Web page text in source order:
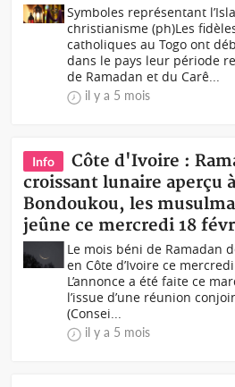
Symboles représentant
christianisme (ph)Les
catholiques au Togo ont
dans le pays leur période
de Ramadan et du Carê...
il y a 5 mois
Info
Côte d'Ivoire :
croissant lunaire aperçu
Bondoukou, les
jeûne ce mercredi 18
Le mois béni de Ramadan
en Côte d’Ivoire ce
L’annonce a été faite ce
l’issue d’une réunion
(Consei...
il y a 5 mois